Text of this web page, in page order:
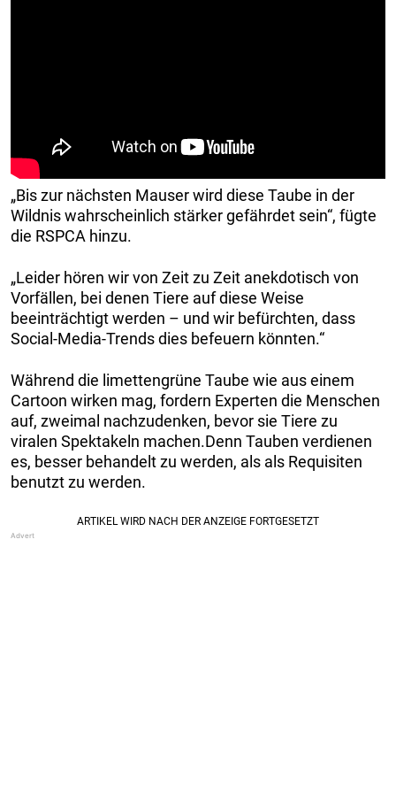
„Bis zur nächsten Mauser wird diese Taube in der
Wildnis wahrscheinlich stärker gefährdet sein“, fügte
die RSPCA hinzu.
„Leider hören wir von Zeit zu Zeit anekdotisch von
Vorfällen, bei denen Tiere auf diese Weise
beeinträchtigt werden – und wir befürchten, dass
Social-Media-Trends dies befeuern könnten.“
Während die limettengrüne Taube wie aus einem
Cartoon wirken mag, fordern Experten die Menschen
auf, zweimal nachzudenken, bevor sie Tiere zu
viralen Spektakeln machen.Denn Tauben verdienen
es, besser behandelt zu werden, als als Requisiten
benutzt zu werden.